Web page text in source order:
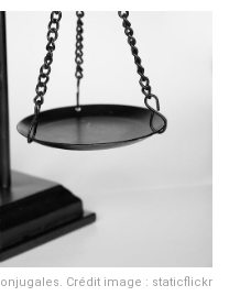
Crédit image : staticflickr